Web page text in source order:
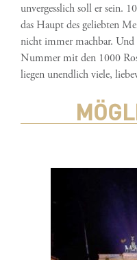
unvergesslich soll er sein.
das Haupt des geliebten
nicht immer machbar. Und
Nummer mit den 1000
liegen unendlich viele,